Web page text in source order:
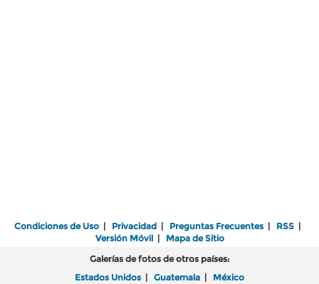
Condiciones de Uso | Privacidad | Preguntas Frecuentes | RSS |
Versión Móvil| Mapa de Sitio
Galerías de fotos de otros países:
Estados Unidos | Guatemala | México